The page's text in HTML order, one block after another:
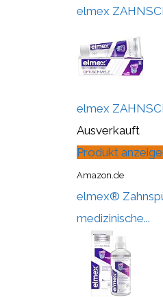
elmex
elmex
Ausverkauft
Produkt
Amazon.de
elmex®
medizinische...